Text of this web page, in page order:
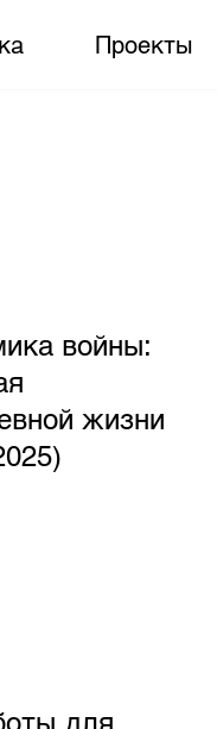
Проекты
войны:
жизни
для